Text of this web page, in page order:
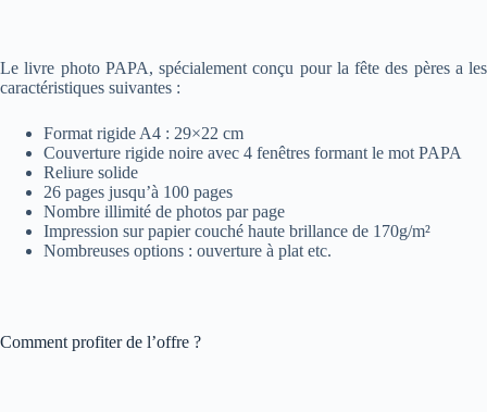
Le livre photo PAPA, spécialement conçu pour la fête des pères a les
caractéristiques suivantes :
Format rigide A4 : 29×22 cm
Couverture rigide noire avec 4 fenêtres formant le mot PAPA
Reliure solide
26 pages jusqu’à 100 pages
Nombre illimité de photos par page
Impression sur papier couché haute brillance de 170g/m²
Nombreuses options : ouverture à plat etc.
Comment profiter de l’offre ?